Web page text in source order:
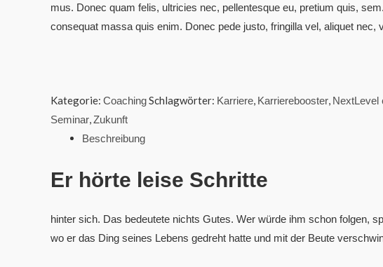
mus. Donec quam felis, ultricies nec, pellentesque eu, pretium quis,
consequat massa quis enim. Donec pede justo, fringilla vel, aliquet nec,
Kategorie: CoachingSchlagwörter: Karriere, Karrierebooster, NextLevel
Seminar,Zukunft
Beschreibung
Er hörte leise Schritte
hinter sich. Das bedeutete nichts Gutes. Wer würde ihm schon folgen,
wo er das Ding seines Lebens gedreht hatte und mit der Beute